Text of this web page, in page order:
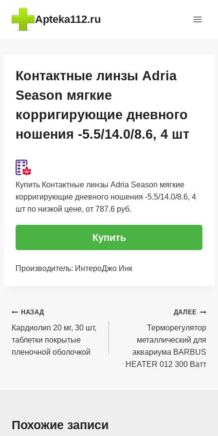
Перейти
содержимому
Apteka112.ru
Контактные линзы Adria
Season мягкие
корригирующие дневного
ношения -5.5/14.0/8.6, 4 шт
Купить Контактные линзы Adria Season мягкие
корригирующие дневного ношения -5.5/14.0/8.6, 4
шт по низкой цене, от 787.6 руб.
Купить
Производитель: ИнтероДжо Инк
Навигация
по
записям
НАЗАД
Кардиолип 20 мг, 30 шт,
таблетки покрытые
пленочной оболочкой
ДАЛЕЕ
Терморегулятор
металлический для
аквариума BARBUS
HEATER 012 300 Ватт
Похожие записи